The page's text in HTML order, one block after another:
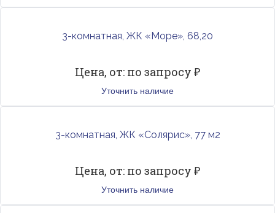
3-комнатная, ЖК «Море», 68,20
Цена, от: по запросу ₽
Уточнить наличие
3-комнатная, ЖК «Солярис», 77 м2
Цена, от: по запросу ₽
Уточнить наличие